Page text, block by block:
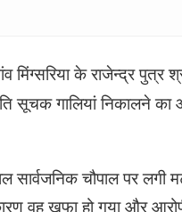
के राजेन्द्र पुत्र
गालियां निकालने का
सार्वजनिक चौपाल पर लगी
वह खफा हो गया और